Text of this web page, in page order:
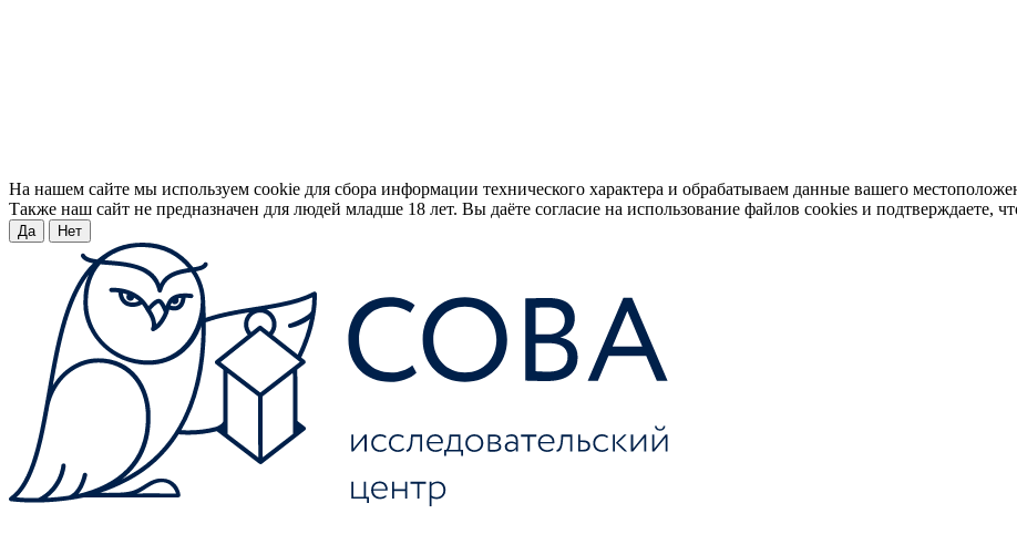
На нашем сайте мы используем cookie для сбора информации технического характера и обрабатываем данные вашего
Также наш сайт не предназначен для людей младше 18 лет. Вы даёте согласие на использование файлов cookies и подтверждаете,
Да Нет